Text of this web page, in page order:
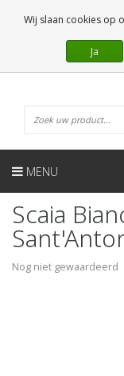
NL
MENU
Scaia
Nog niet gewaardeerd
Wij slaan cookies op
Ja